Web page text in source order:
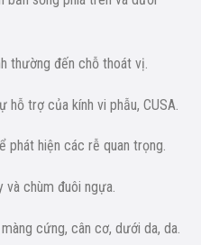
thường đến chỗ thoát vị.
trợ của kính vi phẫu, CUSA.
phát hiện các rễ quan trọng.
chùm đuôi ngựa.
cứng, cân cơ, dưới da, da.